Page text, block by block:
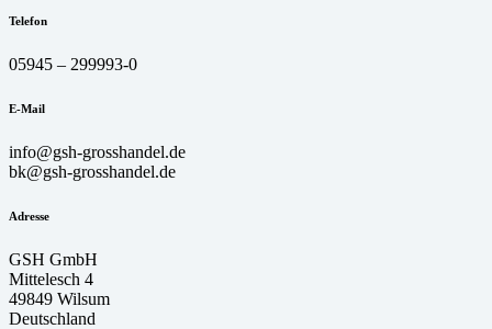
Telefon
05945 – 299993-0
E-Mail
info@gsh-grosshandel.de
bk@gsh-grosshandel.de
Adresse
GSH GmbH
Mittelesch 4
49849 Wilsum
Deutschland